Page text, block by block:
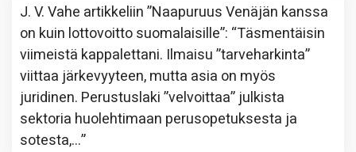
J. V. Vahe artikkeliin”Naapuruus Venäjän kanssa
on kuin lottovoitto suomalaisille”: “Täsmentäisin
viimeistä kappalettani. Ilmaisu ”tarveharkinta”
viittaa järkevyyteen, mutta asia on myös
juridinen. Perustuslaki ”velvoittaa” julkista
sektoria huolehtimaan perusopetuksesta ja
sotesta,…”